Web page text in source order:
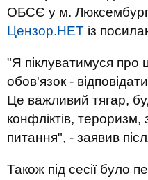
ОБСЄ у м.
Цензор.НЕТ із
"Я піклуватимуся
обов'язок -
Це важливий тягар,
конфліктів, тероризм,
питання", - заявив
Також під сесії було